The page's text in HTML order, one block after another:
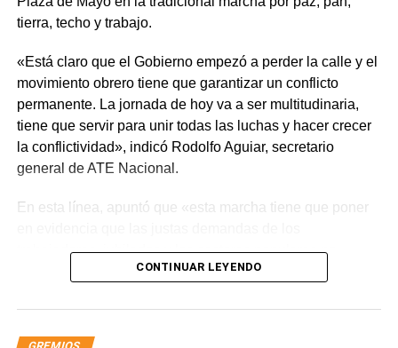
tierra, techo y trabajo.
«Está claro que el Gobierno empezó a perder la calle y el
movimiento obrero tiene que garantizar un conflicto
permanente. La jornada de hoy va a ser multitudinaria,
tiene que servir para unir todas las luchas y hacer crecer
la conflictividad», indicó Rodolfo Aguiar, secretario
general de ATE Nacional.
En esta línea, apuntó que «esta marcha tiene que poner
trabajadores, jubilados y los sectores populares no
encuentran respuestas, y que el gobierno es el exclusivo
mayoría de la sociedad».
CONTINUAR LEYENDO